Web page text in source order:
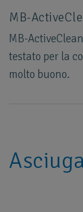
MB-
MB-
testato per la
molto buono.